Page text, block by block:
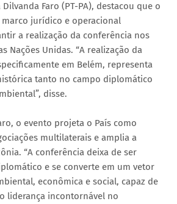
Faro (PT-PA), destacou que o
jurídico e operacional
a realização da conferência nos
Nações Unidas. “A realização da
em Belém, representa
tanto no campo diplomático
disse.
o evento projeta o País como
multilaterais e amplia a
“A conferência deixa de ser
e se converte em um vetor
econômica e social, capaz de
liderança incontornável no